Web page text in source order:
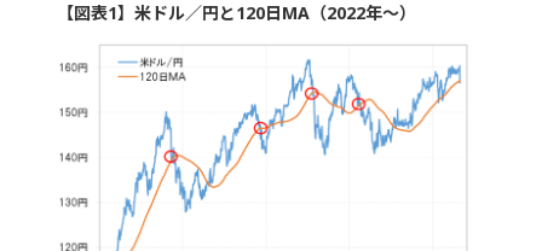
【図表1】米ドル／円と120日MA（2022年～）